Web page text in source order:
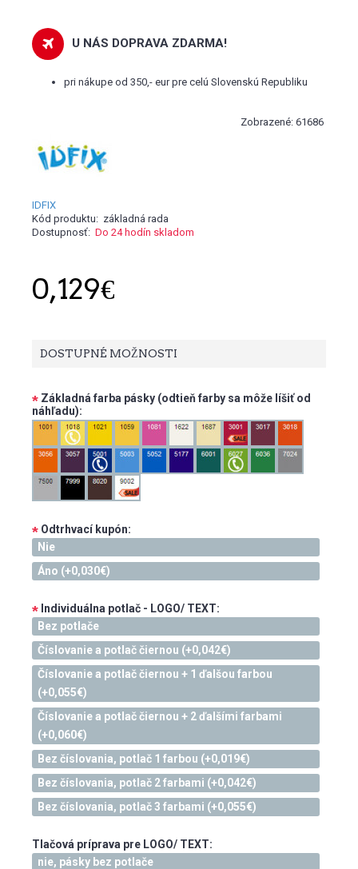
U NÁS DOPRAVA ZDARMA!
pri nákupe od 350,- eur pre celú Slovenskú Republiku
Zobrazené: 61686
IDFIX
Kód produktu: základná rada
Dostupnosť: Do 24 hodín skladom
0,129€
DOSTUPNÉ MOŽNOSTI
* Základná farba pásky (odtieň farby sa môže líšiť od
náhľadu):
* Odtrhvací kupón:
Nie
Áno (+0,030€)
* Individuálna potlač - LOGO/ TEXT:
Bez potlače
Číslovanie a potlač čiernou (+0,042€)
Číslovanie a potlač čiernou + 1 ďalšou farbou
(+0,055€)
Číslovanie a potlač čiernou + 2 ďalšími farbami
(+0,060€)
Bez číslovania, potlač 1 farbou (+0,019€)
Bez číslovania, potlač 2 farbami (+0,042€)
Bez číslovania, potlač 3 farbami (+0,055€)
Tlačová príprava pre LOGO/ TEXT:
nie, pásky bez potlače